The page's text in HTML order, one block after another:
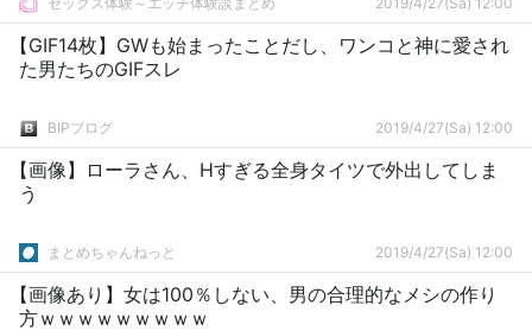
【GIF14枚】GWも始まったことだし、ワンコと神に愛され
た男たちのGIFスレ
BIPブログ 2019/4/27(Sa) 12:00
【画像】ローラさん、Hすぎる全身タイツで外出してしま
う
まとめちゃんねっと 2019/4/27(Sa) 12:00
【画像あり】女は100％しない、男の合理的なメシの作り
方ｗｗｗｗｗｗｗｗｗ